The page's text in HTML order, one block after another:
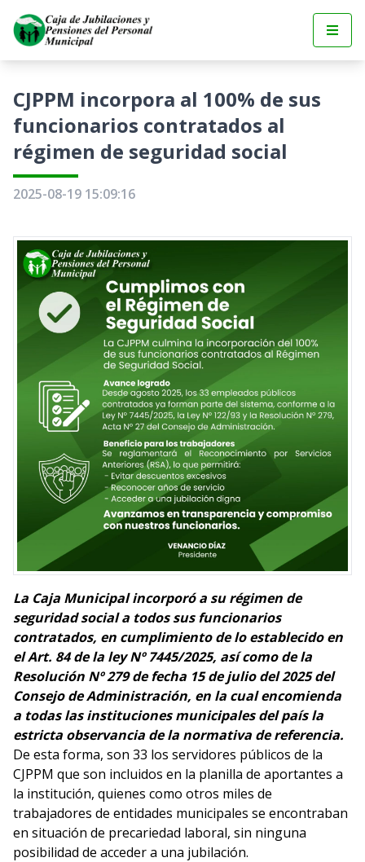
CJPPM incorpora al 100% de sus
funcionarios contratados al
régimen de seguridad social
2025-08-19 15:09:16
La Caja Municipal incorporó a su régimen de
seguridad social a todos sus funcionarios
contratados, en cumplimiento de lo establecido en
el Art. 84 de la ley Nº 7445/2025, así como de la
Resolución Nº 279 de fecha 15 de julio del 2025 del
Consejo de Administración, en la cual encomienda
a todas las instituciones municipales del país la
estricta observancia de la normativa de referencia.
De esta forma, son 33 los servidores públicos de la
CJPPM que son incluidos en la planilla de aportantes a
la institución, quienes como otros miles de
trabajadores de entidades municipales se encontraban
en situación de precariedad laboral, sin ninguna
posibilidad de acceder a una jubilación.